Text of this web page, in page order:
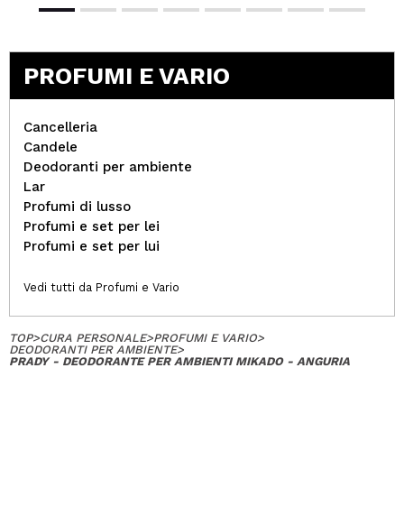
PROFUMI E VARIO
Cancelleria
Candele
Deodoranti per ambiente
Lar
Profumi di lusso
Profumi e set per lei
Profumi e set per lui
Vedi tutti da Profumi e Vario
TOP>CURA PERSONALE>PROFUMI E VARIO>
DEODORANTI PER AMBIENTE>
PRADY - DEODORANTE PER AMBIENTI MIKADO - ANGURIA